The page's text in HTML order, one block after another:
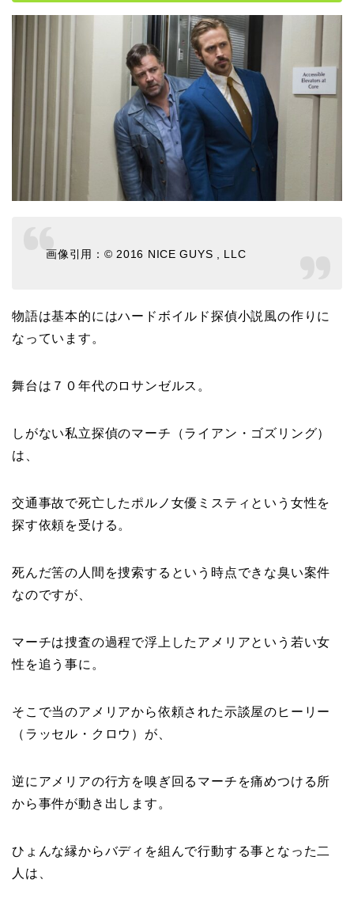
画像引用：© 2016 NICE GUYS , LLC
物語は基本的にはハードボイルド探偵小説風の作りに
なっています。
舞台は７０年代のロサンゼルス。
しがない私立探偵のマーチ（ライアン・ゴズリング）
は、
交通事故で死亡したポルノ女優ミスティという女性を
探す依頼を受ける。
死んだ筈の人間を捜索するという時点できな臭い案件
なのですが、
マーチは捜査の過程で浮上したアメリアという若い女
性を追う事に。
そこで当のアメリアから依頼された示談屋のヒーリー
（ラッセル・クロウ）が、
逆にアメリアの行方を嗅ぎ回るマーチを痛めつける所
から事件が動き出します。
ひょんな縁からバディを組んで行動する事となった二
人は、